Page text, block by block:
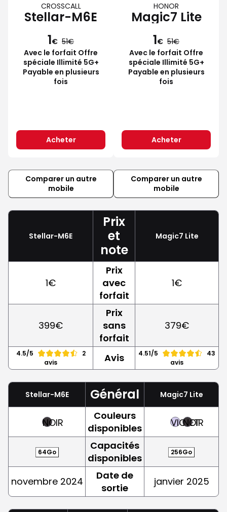
CROSSCALL
Stellar-M6E
1€ 51
Avec le forfait Offre
spéciale Illimité 5G+
Payable en plusieurs
fois
Acheter
HONOR
Magic7 Lite
1€ 51
Avec le forfait Offre
spéciale Illimité 5G+
Payable en plusieurs
fois
Acheter
Comparer un autre
mobile
Comparer un autre
mobile
Stellar-M6E
Prix
et
note
Magic7 Lite
1€
Prix
avec
forfait
1€
399€
Prix
sans
forfait
379€
4.5/5
2
avis
Avis 4.51/5
43
avis
Stellar-M6E Général Magic7 Lite
NOIR
Couleurs
disponibles
VIOLET
NOIR
64Go
Capacités
disponibles
256Go
novembre 2024
Date de
sortie
janvier 2025